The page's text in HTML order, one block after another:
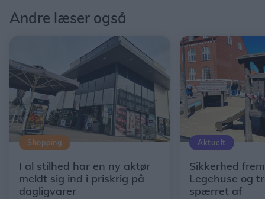
Andre læser også
Shopping
I al stilhed har en ny aktør
meldt sig ind i priskrig på
dagligvarer
Aktuelt
Sikkerhed
Legehuse og
spærret af